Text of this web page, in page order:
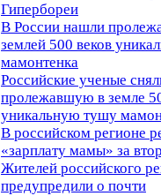
Гипербореи
В России нашли
землей 500 веков
мамонтенка
Российские ученые
пролежавшую в земле
уникальную тушу
В российском регионе
«зарплату мамы» за
Жителей российского
предупредили о почти